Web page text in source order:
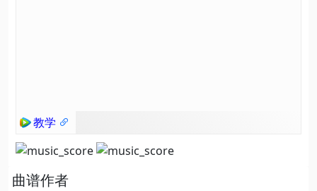
教学
曲谱作者